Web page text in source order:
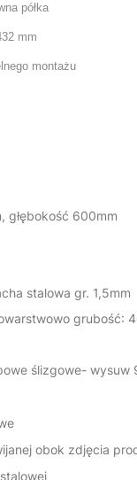
półka
mm
montażu
głębokość 600mm
stalowa gr. 1,5mm
grubość:
ślizgowe- wysuw
obok zdjęcia